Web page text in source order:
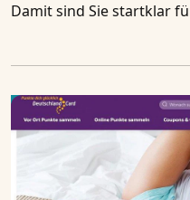
Damit sind Sie startklar